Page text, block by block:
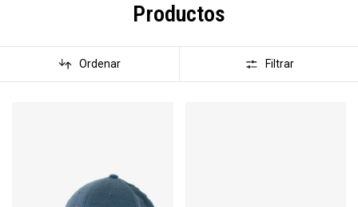
Productos
Ordenar Filtrar